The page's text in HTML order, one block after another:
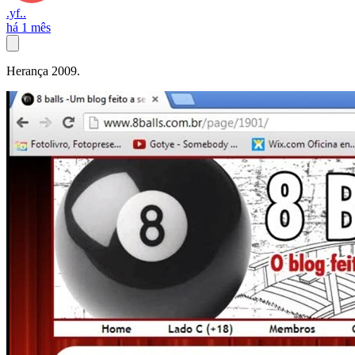
.yf..
há 1 mês
Herança 2009.